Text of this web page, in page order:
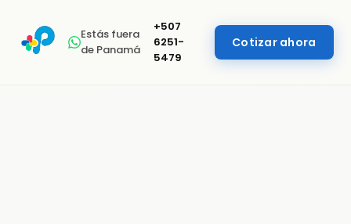
Estás fuera
de Panamá
+507
6251-
5479
Cotizar ahora